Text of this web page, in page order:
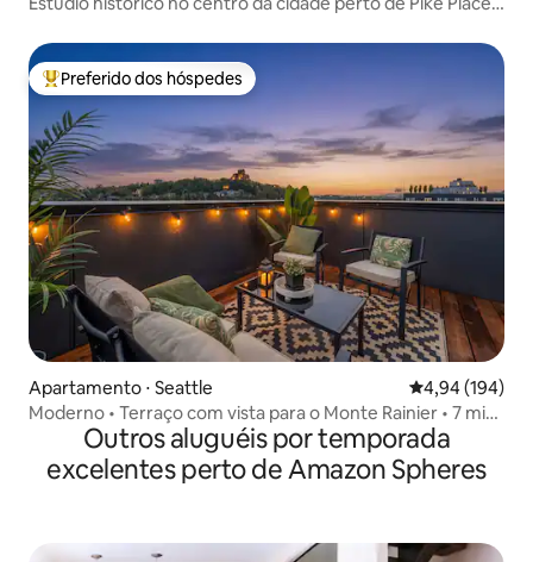
Entre os melhores preferidos dos hóspedes
Preferido dos hóspedes
Apartamento ⋅ Seattle 4,94 de uma
4,94 (194)
Moderno • Terraço com vista para o Monte Rainier • 7 min
do estádioOutros aluguéis por temporada
excelentes perto de Amazon Spheres